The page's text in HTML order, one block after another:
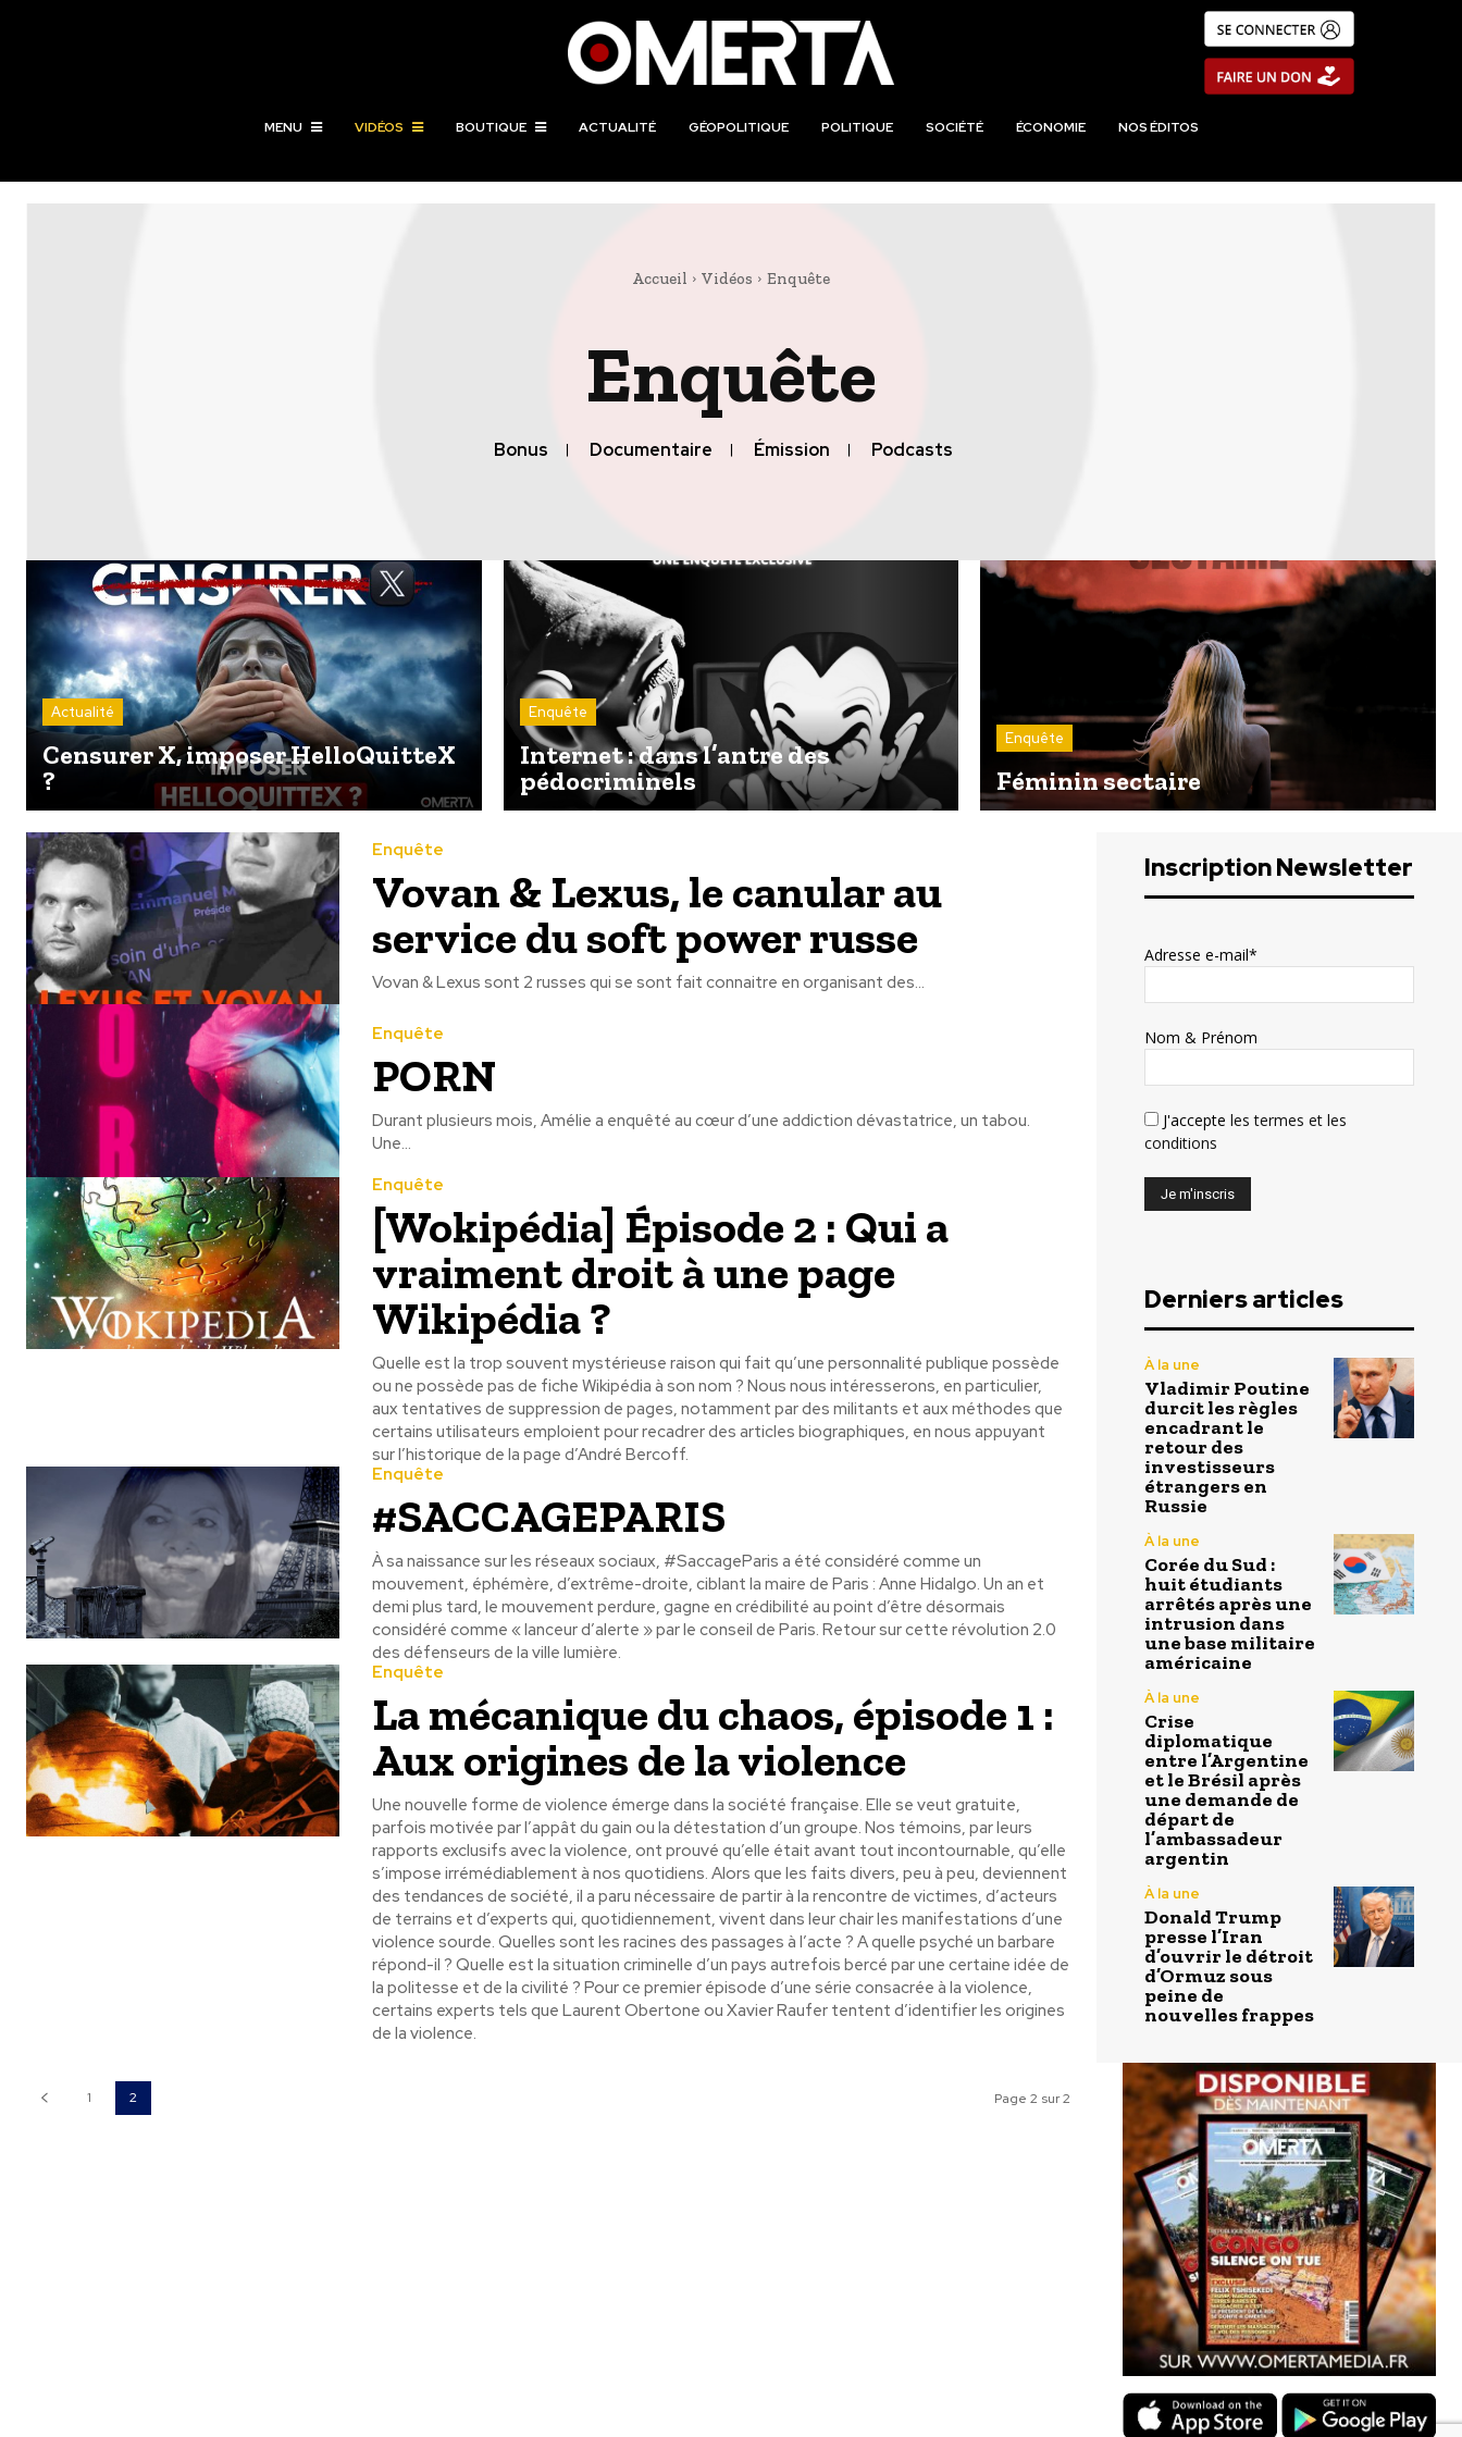
MENU VIDÉOS BOUTIQUE ACTUALITÉ GÉOPOLITIQUE POLITIQUE SOCIÉTÉ ÉCONOMIE NOS ÉDITOS
Accueil Vidéos Enquête
Enquête
Bonus Documentaire Émission Podcasts
Actualité
Censurer X, imposer HelloQuitteX
?
Enquête
Internet : dans l’antre des
pédocriminels
Enquête
Féminin sectaire
Enquête
Vovan & Lexus, le canular au
service du soft power russe
Vovan & Lexus sont 2 russes qui se sont fait connaitre en organisant des...
Enquête
PORN
Durant plusieurs mois, Amélie a enquêté au cœur d’une addiction dévastatrice, un tabou.
Une...
Enquête
[Wokipédia] Épisode 2 : Qui a
vraiment droit à une page
Wikipédia ?
Quelle est la trop souvent mystérieuse raison qui fait qu’une personnalité publique possède
ou ne possède pas de fiche Wikipédia à son nom ? Nous nous intéresserons, en particulier,
aux tentatives de suppression de pages, notamment par des militants et aux méthodes que
certains utilisateurs emploient pour recadrer des articles biographiques, en nous appuyant
sur l’historique de la page d’André Bercoff.
Enquête
#SACCAGEPARIS
À sa naissance sur les réseaux sociaux, #SaccageParis a été considéré comme un
mouvement, éphémère, d’extrême-droite, ciblant la maire de Paris : Anne Hidalgo. Un an et
demi plus tard, le mouvement perdure, gagne en crédibilité au point d’être désormais
considéré comme « lanceur d’alerte » par le conseil de Paris. Retour sur cette révolution 2.0
des défenseurs de la ville lumière.
Enquête
La mécanique du chaos, épisode 1 :
Aux origines de la violence
Une nouvelle forme de violence émerge dans la société française. Elle se veut gratuite,
parfois motivée par l’appât du gain ou la détestation d’un groupe. Nos témoins, par leurs
rapports exclusifs avec la violence, ont prouvé qu’elle était avant tout incontournable, qu’elle
s’impose irrémédiablement à nos quotidiens. Alors que les faits divers, peu à peu, deviennent
des tendances de société, il a paru nécessaire de partir à la rencontre de victimes, d’acteurs
de terrains et d’experts qui, quotidiennement, vivent dans leur chair les manifestations d’une
violence sourde. Quelles sont les racines des passages à l’acte ? A quelle psyché un barbare
répond-il ? Quelle est la situation criminelle d’un pays autrefois bercé par une certaine idée de
la politesse et de la civilité ? Pour ce premier épisode d’une série consacrée à la violence,
certains experts tels que Laurent Obertone ou Xavier Raufer tentent d’identifier les origines
de la violence.
1 2 Page 2 sur 2
Inscription Newsletter
Adresse e-mail*
Nom & Prénom
J'accepte les termes et les
conditions
Derniers articles
À la une
Vladimir Poutine
durcit les règles
encadrant le
retour des
investisseurs
étrangers en
Russie
À la une
Corée du Sud :
huit étudiants
arrêtés après une
intrusion dans
une base militaire
américaine
À la une
Crise
diplomatique
entre l’Argentine
et le Brésil après
une demande de
départ de
l’ambassadeur
argentin
À la une
Donald Trump
presse l’Iran
d’ouvrir le détroit
d’Ormuz sous
peine de
nouvelles frappes